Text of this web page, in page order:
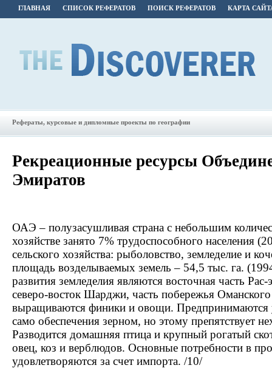
ГЛАВНАЯ СПИСОК РЕФЕРАТОВ ПОИСК РЕФЕРАТОВ КАРТА
Рефераты, курсовые и дипломные проекты по географии
Рекреационные ресурсы
Эмиратов
ОАЭ – полузасушливая страна с небольшим
хозяйстве занято 7% трудоспособного населения
сельского хозяйства: рыболовство, земледелие и
площадь возделываемых земель – 54,5 тыс. га.
развития земледелия являются восточная часть
северо-восток Шарджи, часть побережья
выращиваются финики и овощи. Предпринимаются
само обеспечения зерном, но этому препятствует
Разводится домашняя птица и крупный рогатый
овец, коз и верблюдов. Основные потребности в
удовлетворяются за счет импорта. /10/